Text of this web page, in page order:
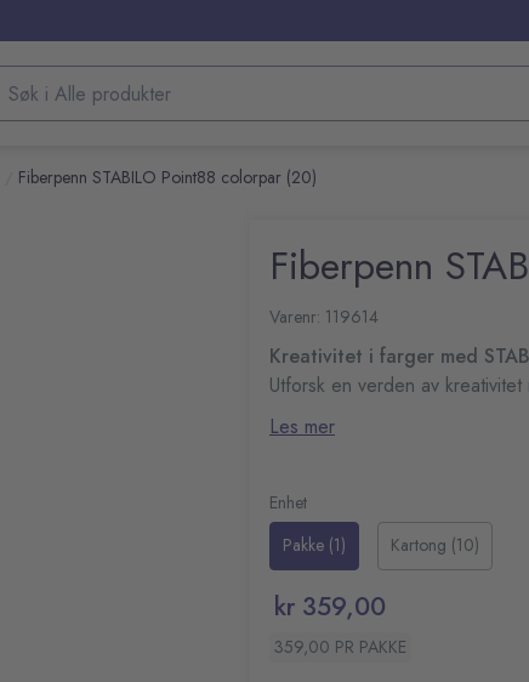
Søk etter produkter
Fiberpenn STABILO Point88 colorpar (20)
Fiberpenn
Varenr: 119614
Kreativitet i farger med
Utforsk en verden av
finelineren har en
verden. Med en
skriveopplevelse, mens den
til bruk når du trenger den.
arbeid og skriving.
oppbevaring og organisering.
Verdenskjent design for
Seks-kantet design for
Lang cap off-tid og
Inkluderer praktisk
Les mer
Enhet
Pakke (1)
Kartong (10)
kr 359,00
359,00 PR PAKKE